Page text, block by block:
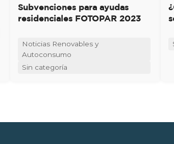
Subvenciones para ayudas
residenciales FOTOPAR 2023
Noticias Renovables y
Autoconsumo
Sin categoría